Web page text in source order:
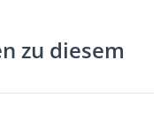
zu diesem